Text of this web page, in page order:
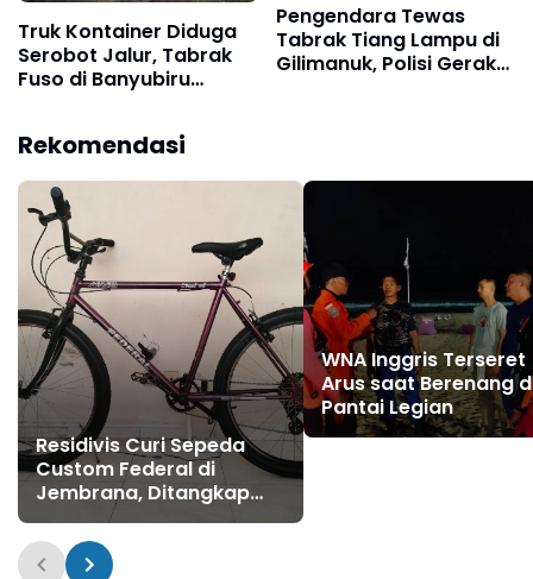
Truk Kontainer Diduga
Serobot Jalur, Tabrak
Fuso di Banyubiru
Pengendara Tewas
Tabrak Tiang Lampu di
Gilimanuk, Polisi Gerak
Rekomendasi
Residivis Curi Sepeda
Custom Federal di
Jembrana, Ditangkap
Polisi Kurang dari Sehari
WNA Inggris Terseret
Arus saat Berenang
Pantai Legian